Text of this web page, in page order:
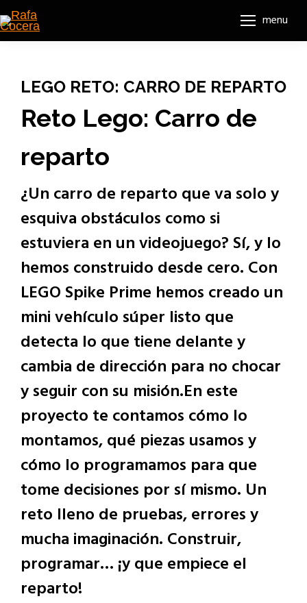
menu
LEGO RETO: CARRO DE REPARTO
Reto Lego: Carro de
reparto
¿Un carro de reparto que va solo y
esquiva obstáculos como si
estuviera en un videojuego? Sí, y lo
hemos construido desde cero. Con
LEGO Spike Prime hemos creado un
mini vehículo súper listo que
detecta lo que tiene delante y
cambia de dirección para no chocar
y seguir con su misión.En este
proyecto te contamos cómo lo
montamos, qué piezas usamos y
cómo lo programamos para que
tome decisiones por sí mismo. Un
reto lleno de pruebas, errores y
mucha imaginación. Construir,
programar… ¡y que empiece el
reparto!